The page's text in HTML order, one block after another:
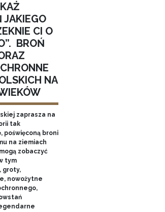
JAKIEGO
CI O
BROŃ
NA
zaprasza na
tak
poświęconą broni
na ziemiach
zobaczyć
tym
groty,
nowożytne